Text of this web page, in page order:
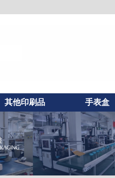
其他印刷品 手表盒